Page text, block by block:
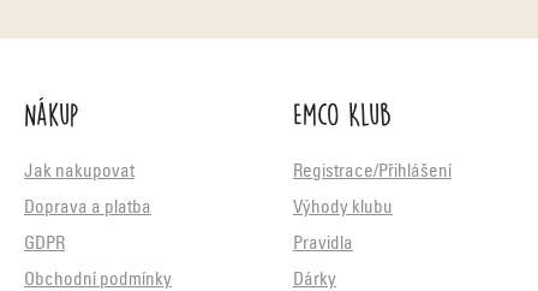
Nákup
Jak nakupovat
Doprava a platba
GDPR
Obchodní podmínky
Emco Klub
Registrace/Přihlášení
Výhody klubu
Pravidla
Dárky